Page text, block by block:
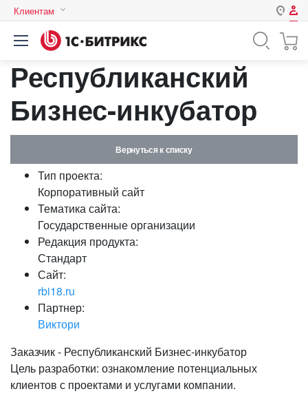
Клиентам
Казахстан
Авторизация
Зарегистрироваться
Логин
Пароль
Запомнить меня на этом
Забыли свой пароль?
Республиканский
Бизнес-инкубатор
Вернуться к списку
Тип проекта:
Корпоративный сайт
Тематика сайта:
Государственные организации
Редакция продукта:
Стандарт
Сайт:
rbi18.ru
Партнер:
Виктори
Заказчик - Республиканский Бизнес-инкубатор
Цель разработки: ознакомление потенциальных
клиентов с проектами и услугами компании.